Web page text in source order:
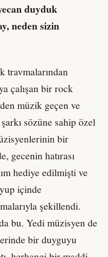
duyduk
neden sizin
travmalarından
çalışan bir rock
müzik geçen ve
sözüne sahip özel
bir
gecenin hatırası
hediye edilmişti ve
içinde
şekillendi.
bu. Yedi müzisyen de
bir duyguyu